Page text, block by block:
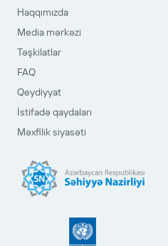
Haqqımızda
Media mərkəzi
Təşkilatlar
FAQ
Qeydiyyat
İstifadə qaydaları
Məxfilik siyasəti